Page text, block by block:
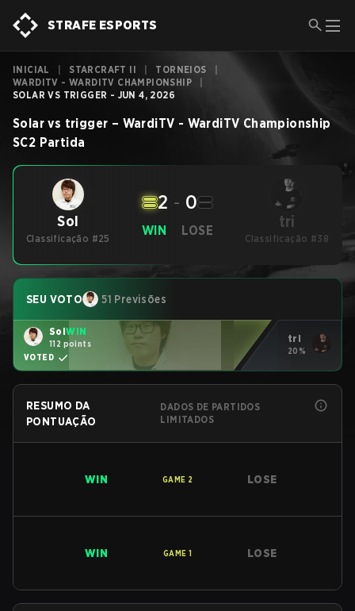
STRAFE ESPORTS
INICIAL STARCRAFT II TORNEIOS
WARDITV - WARDITV CHAMPIONSHIP
SOLAR VS TRIGGER - JUN 4, 2026
Solar vs trigger – WardiTV - WardiTV Championship
SC2 Partida
Sol
Classificação #25
WIN
2 - 0
LOSE tri
Classificação #38
SEU VOTO 51 Previsões
SolWIN
112 points
VOTED
tri
20%
RESUMO DA
PONTUAÇÃO
DADOS DE PARTIDOS
LIMITADOS
WIN GAME 2 LOSE
WIN GAME 1 LOSE